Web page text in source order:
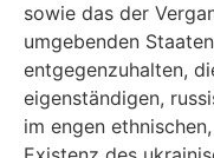
sowie das der
umgebenden
entgegenzuhalten,
eigenständigen,
im engen